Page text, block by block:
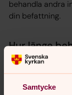
Samtycke
behandla andra
din befattning.
Hur länge
Dina uppgifter
prenumerera på
avsluta din